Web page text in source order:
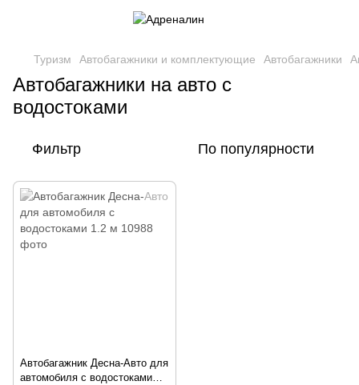
Туризм Автобагажники и комплектующие Автобагажники
Автобагажники на авто с
водостоками
Фильтр По популярности
Автобагажник Десна-Авто для
автомобиля с водостоками